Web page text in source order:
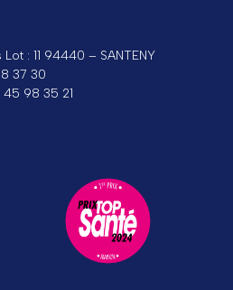
: 11 94440 – SANTENY
37 30
45 98 35 21